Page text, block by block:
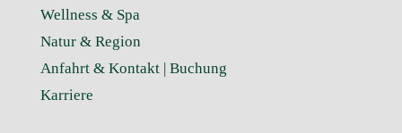
Wellness & Spa
Natur & Region
Anfahrt & Kontakt | Buchung
Karriere